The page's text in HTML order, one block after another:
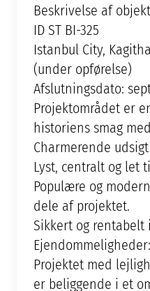
Beskrivelse af
ID ST BI-325
Istanbul City,
(under opførelse)
Afslutningsdato:
Projektområdet er
historiens smag
Charmerende
Lyst, centralt og let
Populære og
dele af projektet.
Sikkert og
Ejendommeligheder:
Projektet med
er beliggende i et